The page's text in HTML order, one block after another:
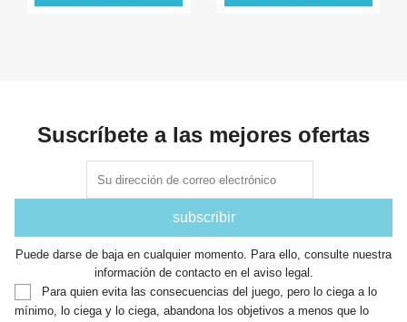
Suscríbete a las mejores ofertas
Puede darse de baja en cualquier momento. Para ello, consulte nuestra
información de contacto en el aviso legal.
Para quien evita las consecuencias del juego, pero lo ciega a lo
mínimo, lo ciega y lo ciega, abandona los objetivos a menos que lo